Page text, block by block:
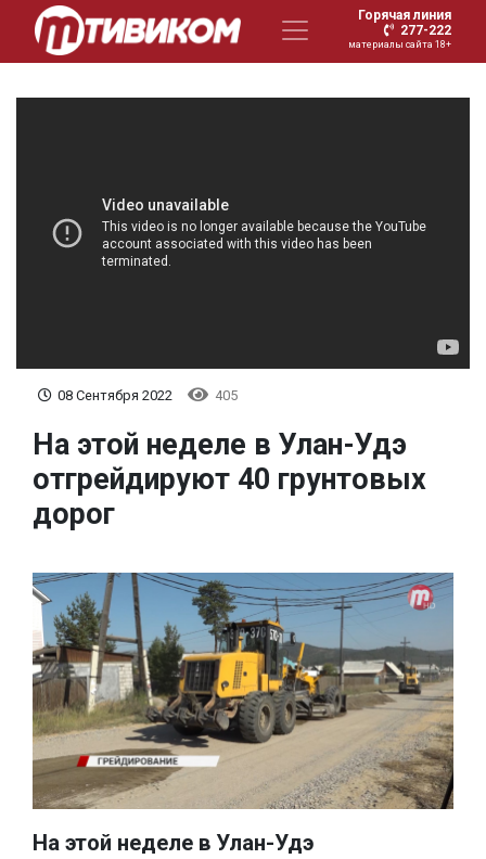
Горячая линия
277-222
материалы сайта 18+
08 Сентября 2022 405
На этой неделе в Улан-Удэ
отгрейдируют 40 грунтовых
дорог
На этой неделе в Улан-Удэ